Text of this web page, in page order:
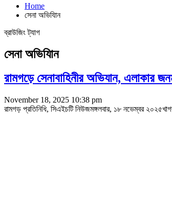
Home
সেনা অভিযািন
ব্রাউজিং ট্যাগ
সেনা অভিযািন
রামগড়ে সেনাবাহিনীর অভিযান, এলাকার
November 18, 2025 10:38 pm
রামগড় প্রতিনিধি, সিএইচটি নিউজমঙ্গলবার, ১৮ নভেম্বর